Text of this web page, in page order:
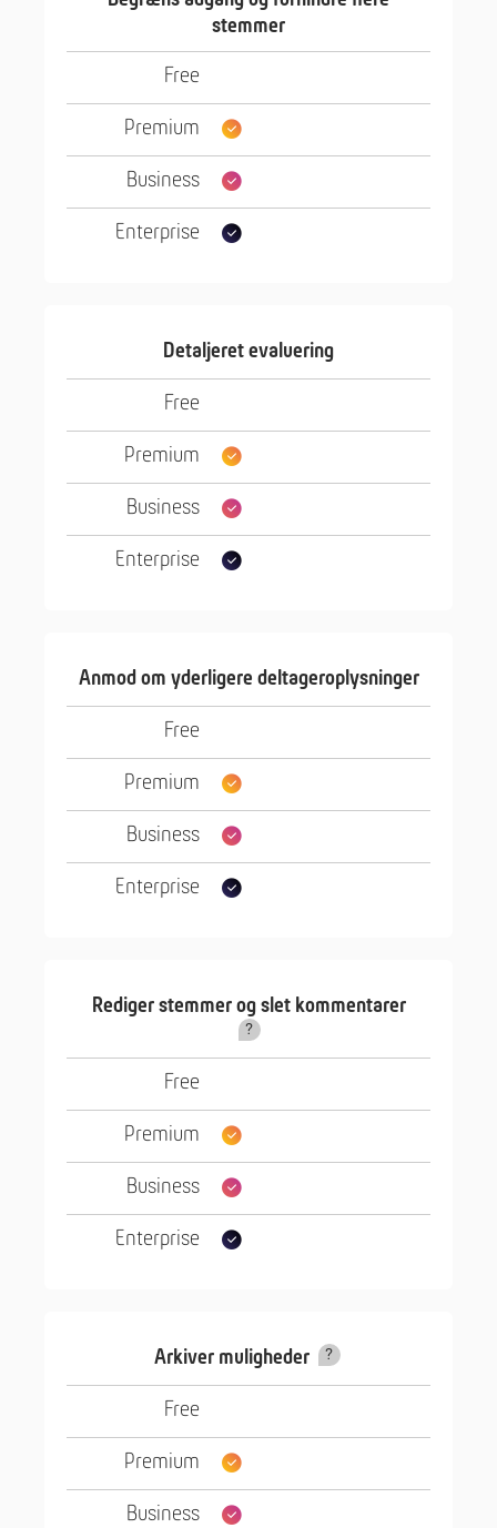
stemmer
Detaljeret evaluering
Anmod om yderligere deltageroplysninger
Rediger stemmer og slet kommentarer
Arkiver muligheder